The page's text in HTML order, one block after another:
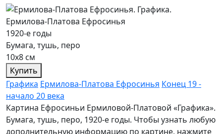
Ермилова-Платова Ефросинья
1920-е годы
Бумага, тушь, перо
10х8 см
Купить
Графика Ермилова-Платова Ефросинья Конец 19 -
начало 20 века
Картина Ефросиньи Ермиловой-Платовой «Графика».
Бумага, тушь, перо, 1920-е годы. Чтобы узнать любую
дополнительную информацию по картине, нажмите